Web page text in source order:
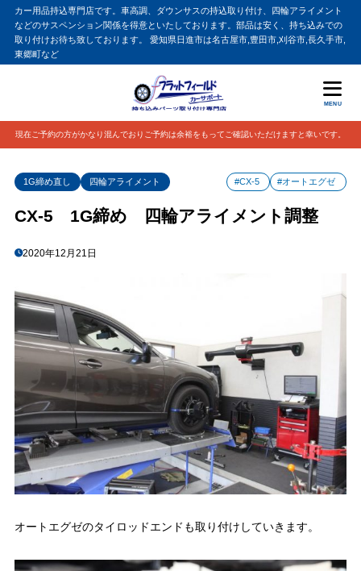
カー用品持込専門店です。車高調、ダウンサスの持込取り付け、四輪アライメント
などのサスペンション関係を得意といたしております。部品は安く、持ち込みでの
取り付けお待ち致しております。 愛知県日進市は名古屋市,豊田市,刈谷市,長久手市,
東郷町など
MENU
現在ご予約の方がかなり混んでおりご予約は余裕をもってご確認いただけますと幸いです。
1G締め直し 四輪アライメント #CX-5 #オートエグゼ
CX-5 1G締め 四輪アライメント調整
2020年12月21日
オートエグゼのタイロッドエンドも取り付けしていきます。